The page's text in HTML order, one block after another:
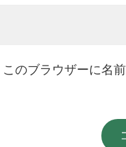
のブラウザーに名